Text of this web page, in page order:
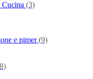
Cucina (3)
e pimer(9)